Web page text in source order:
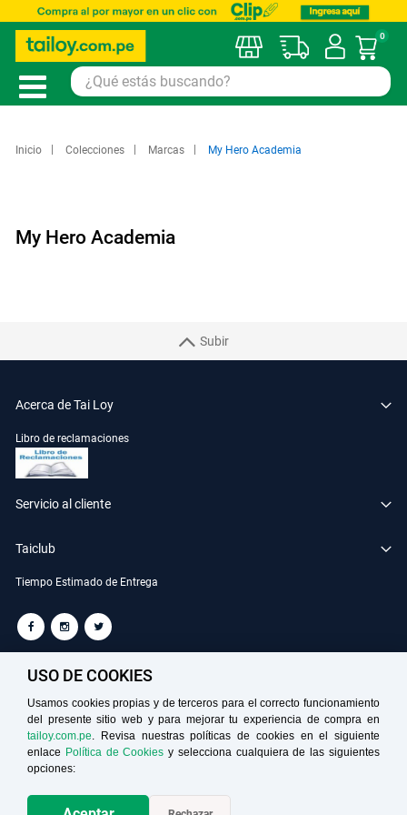
Mi
0
Inicio Colecciones Marcas My Hero Academia
My Hero Academia
Subir
Acerca de Tai Loy
Libro de reclamaciones
Servicio al cliente
Taiclub
Tiempo Estimado de Entrega
TAILOY S.A. RUC: 20100049181
Medios de Pago
USO DE COOKIES
Usamos cookies propias y de terceros para el correcto funcionamiento
del presente sitio web y para mejorar tu experiencia de compra en
tailoy.com.pe. Revisa nuestras políticas de cookies en el siguiente
enlace Política de Cookies y selecciona cualquiera de las siguientes
opciones: